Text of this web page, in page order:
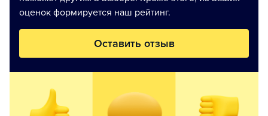
оценок формируется наш рейтинг.
Оставить отзыв